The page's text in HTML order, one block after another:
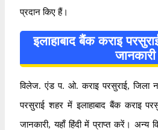
प्रदान किए हैं।
इलाहाबाद बैंक कराइ
जानकारी
विलेज. एंड प. ओ. कराइ परसुराई, जिला
परसुराई शहर में इलाहाबाद बैंक कराइ
जानकारी, यहाँ हिंदी में प्राप्त करें। अन्य